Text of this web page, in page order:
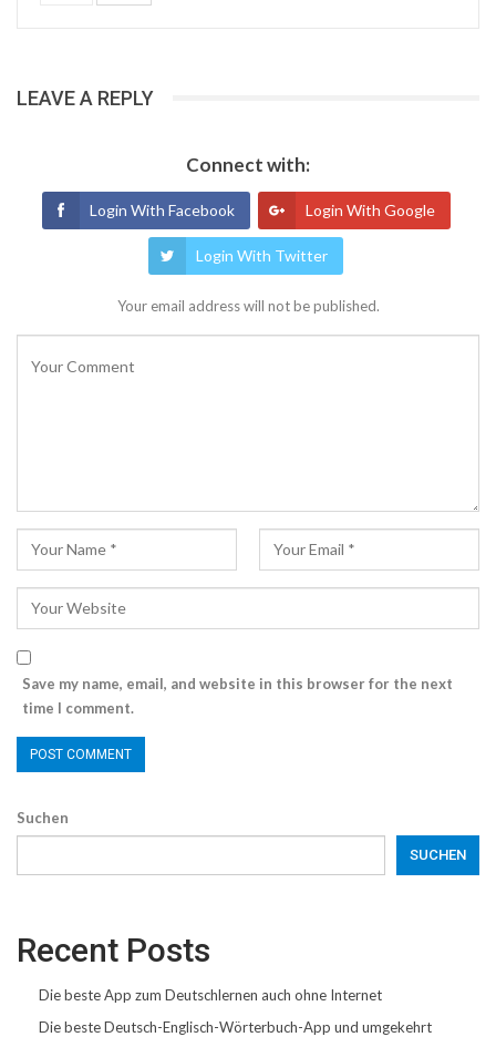
LEAVE A REPLY
Connect with:
Login With Facebook Login With Google
Login With Twitter
Your email address will not be published.
Save my name, email, and website in this browser for the next
time I comment.
Suchen
SUCHEN
Recent Posts
Die beste App zum Deutschlernen auch ohne Internet
Die beste Deutsch-Englisch-Wörterbuch-App und umgekehrt